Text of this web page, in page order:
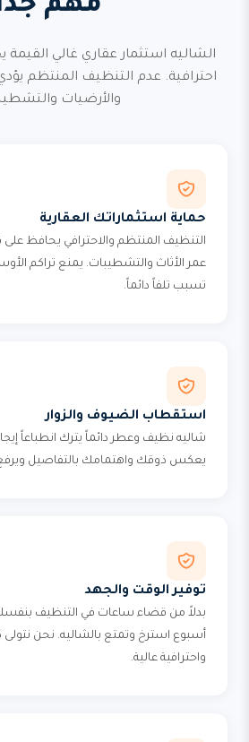
مهم
الشاليه استثمار عقاري غالي القيمة
احترافية. عدم التنظيف المنتظم
والأرضيات
حماية استثماراتك العقارية
التنظيف المنتظم والاحترافي يحافظ
عمر الأثاث والتشطيبات. يمنع تراكم
تسبب تلفاً دائماً.
استقطاب الضيوف والزوار
شاليه نظيف وعطر دائماً يترك انطباعاً
يعكس ذوقك واهتمامك بالتفاصيل
توفير الوقت والجهد
بدلاً من قضاء ساعات في التنظيف
أسبوع استرخ وتمتع بالشاليه. نحن
واحترافية عالية.